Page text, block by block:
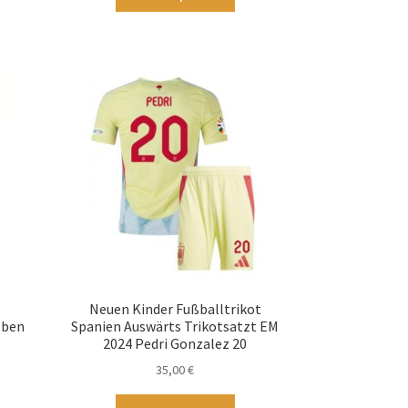
auf
der
Produktseite
gewählt
werden
Neuen Kinder Fußballtrikot
Spanien Auswärts Trikotsatzt EM
2024 Pedri Gonzalez 20
35,00€